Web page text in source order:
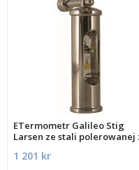
ETermometr Galileo Stig
Larsen ze stali polerowanej
1 201 kr